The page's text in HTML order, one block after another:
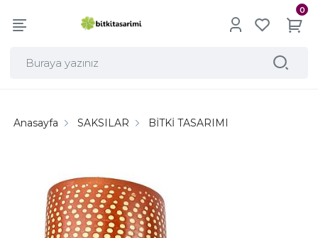
0
Anasayfa SAKSILAR BİTKİ TASARIMI